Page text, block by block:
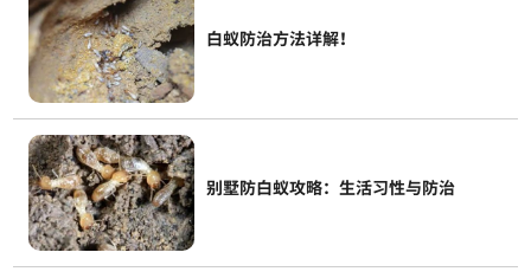
白蚁防治方法详解！
别墅防白蚁攻略：生活习性与防治